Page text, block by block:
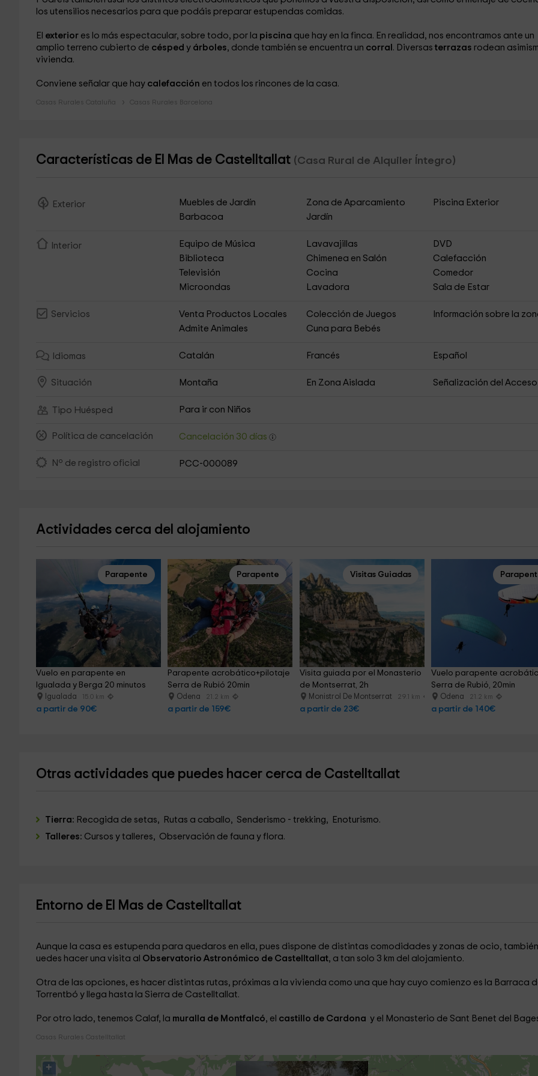
los utensilios necesarios para que podáis preparar estupendas comidas.
El exteriores lo más espectacular, sobre todo, por la piscina que hay en la finca. En realidad, nos encontramos ante un
amplio terreno cubierto de césped y árboles, donde también se encuentra un corral . Diversas terrazas rodean
vivienda.
Conviene señalar que haycalefacción en todos los rincones de la casa.
Casas Rurales Cataluña Casas Rurales Barcelona
Características de El Mas de Castelltallat (Casa Rural de Alquiler Íntegro)
Exterior Muebles de Jardín Zona de Aparcamiento
Piscina Exterior
Barbacoa
Jardín
Interior Equipo de Música Lavavajillas
DVD
Biblioteca
Chimenea en Salón
Calefacción
Televisión
Cocina
Comedor
Microondas
Lavadora Sala de Estar
Servicios Venta Productos Locales Colección de Juegos
Información sobre la
Admite Animales
Cuna para Bebés
Idiomas Catalán Francés Español
Situación Montaña En Zona Aislada Señalización del Acceso
Tipo Huésped Para ir con Niños
Política de cancelación Cancelación 30 días
Nº de registro oficial PCC-000089
Actividades cerca del alojamiento
Parapente
Vuelo en parapente en
Igualada y Berga 20 minutos
Igualada 15.0 km
a partir de 90€
Parapente
Parapente acrobático+pilotaje
Serra de Rubió 20min
Odena 21.2 km
a partir de 159€
Visitas Guiadas
Visita guiada por el Monasterio
de Montserrat, 2h
Monistrol De Montserrat 29.1 km
a partir de 23€
Vuelo parapente
Serra de Rubió, 20min
Odena 21.2 km
a partir de 140€
Otras actividades que puedes hacer cerca de Castelltallat
Tierra: Recogida de setas, Rutas a caballo, Senderismo - trekking, Enoturismo.
Talleres: Cursos y talleres, Observación de fauna y flora.
Entorno de El Mas de Castelltallat
Aunque la casa es estupenda para quedaros en ella, pues dispone de distintas comodidades y zonas de ocio, también
uedes hacer una visita al Observatorio Astronómico de Castelltallat, a tan solo 3 km del alojamiento.
Otra de las opciones, es hacer distintas rutas, próximas a la vivienda como una que hay cuyo comienzo es la Barraca
Torrentbó y llega hasta la Sierra de Castelltallat.
Por otro lado, tenemos Calaf, la muralla de Montfalcó, el castillo de Cardona y el Monasterio de Sant Benet del
Casas Rurales Castelltallat
+